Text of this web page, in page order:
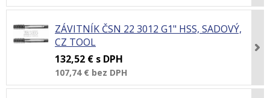
ZÁVITNÍK ČSN 22 3012 G1" HSS, SADOVÝ,
CZ TOOL
132,52 € s DPH
107,74 € bez DPH